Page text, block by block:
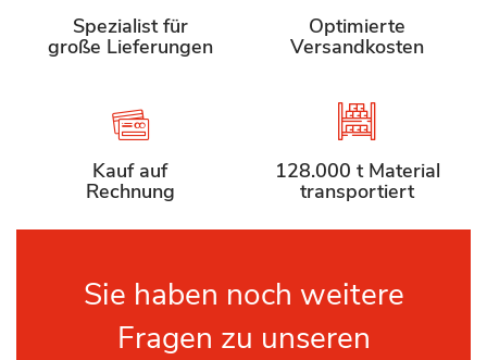
Spezialist für
große Lieferungen
Optimierte
Versandkosten
Kauf auf
Rechnung
128.000 t Material
transportiert
Sie haben noch weitere
Fragen zu unseren